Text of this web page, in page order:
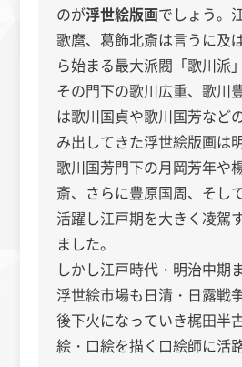
のが浮世絵版画でしょう。
歌麿、葛飾北斎は言うに及
ら始まる最大派閥「歌川派
その門下の歌川広重、歌川
は歌川国貞や歌川国芳など
み出してきた浮世絵版画は
歌川国芳門下の月岡芳年や
斎、さらに豊原国周、そし
活躍し江戸期を大きく凌駕
ました。
しかし江戸時代・明治中期
浮世絵市場も日清・日露戦
後下火になっていき梶田半
絵・口絵を描く口絵師に活